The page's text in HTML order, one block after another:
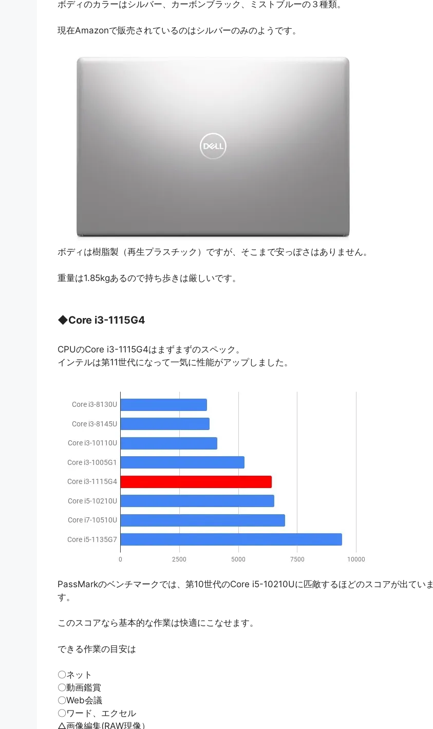
ボディのカラーはシルバー、カーボンブラック、ミストブルーの３種類。
現在Amazonで販売されているのはシルバーのみのようです。
ボディは樹脂製（再生プラスチック）ですが、そこまで安っぽさはありません。
重量は1.85kgあるので持ち歩きは厳しいです。
◆Core i3-1115G4
CPUのCore i3-1115G4はまずまずのスペック。
インテルは第11世代になって一気に性能がアップしました。
PassMarkのベンチマークでは、第10世代のCore i5-10210Uに匹敵するほどのスコアが出ていま
す。
このスコアなら基本的な作業は快適にこなせます。
できる作業の目安は
〇ネット
〇動画鑑賞
〇Web会議
〇ワード、エクセル
△画像編集(RAW現像）